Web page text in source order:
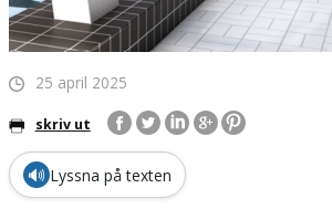
25 april 2025
skriv ut
🔊 Lyssna på texten